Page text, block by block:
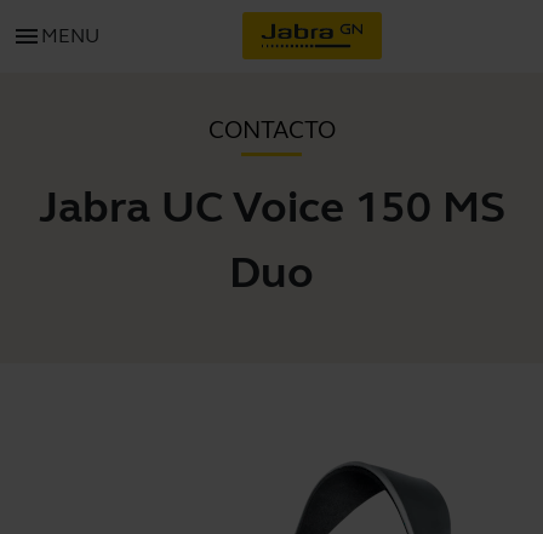
menu MENU
CONTACTO
Jabra UC Voice 150 MS
Duo